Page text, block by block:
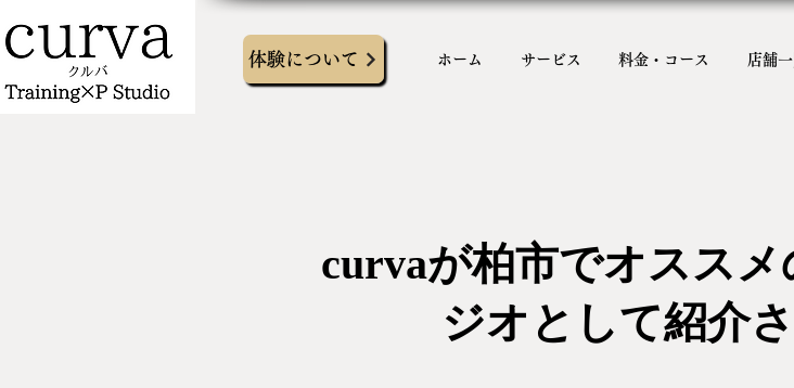
体験について ホーム サービス 料金・コース 店舗
curvaが柏市でオスス
ジオとして紹介